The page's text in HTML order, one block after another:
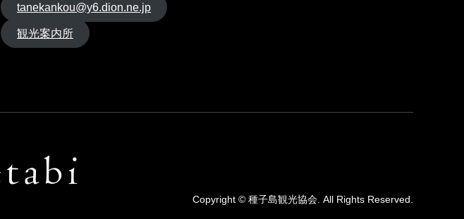
tanekankou@y6.dion.ne.jp
観光案内所
Copyright © 種子島観光協会. All Rights Reserved.